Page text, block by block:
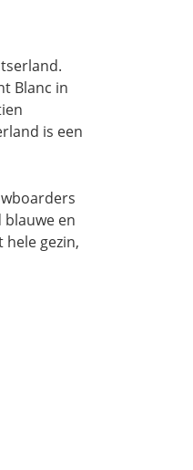
Blanc in
is een
en
gezin,